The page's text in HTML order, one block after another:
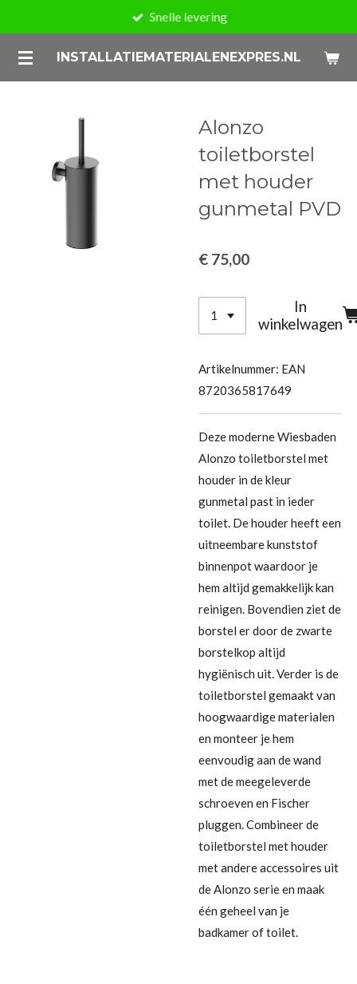
naar
de
INSTALLATIEMATERIALENEXPRES.NL
Snelle levering
Alonzo
toiletborstel
met houder
gunmetal PVD
€ 75,00
In
winkelwagen
Artikelnummer: EAN
8720365817649
Deze moderne Wiesbaden
Alonzo toiletborstel met
houder in de kleur
gunmetal past in ieder
toilet. De houder heeft een
uitneembare kunststof
binnenpot waardoor je
hem altijd gemakkelijk kan
reinigen. Bovendien ziet de
borstel er door de zwarte
borstelkop altijd
hygiënisch uit. Verder is de
toiletborstel gemaakt van
hoogwaardige materialen
en monteer je hem
eenvoudig aan de wand
met de meegeleverde
schroeven en Fischer
pluggen. Combineer de
toiletborstel met houder
met andere accessoires uit
de Alonzo serie en maak
één geheel van je
badkamer of toilet.